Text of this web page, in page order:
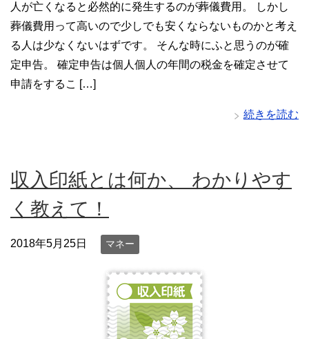
人が亡くなると必然的に発生するのが葬儀費用。 しかし
葬儀費用って高いので少しでも安くならないものかと考え
る人は少なくないはずです。 そんな時にふと思うのが確
定申告。 確定申告は個人個人の年間の税金を確定させて
申請をするこ […]
続きを読む
収入印紙とは何か、 わかりやす
く教えて！
2018年5月25日 マネー